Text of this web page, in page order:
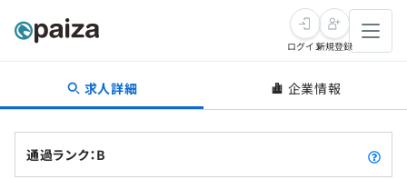
転職・キャリア
ログイン新規登録
求人詳細 企業情報
通過ランク：B